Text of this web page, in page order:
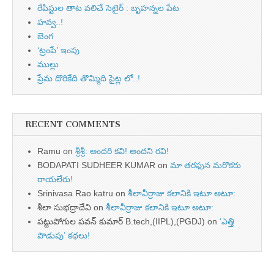
రేపిస్టుల తాట వలిచే సెటైర్ : బృహన్నల పేట
హవ్వ..!
బెంగ
‘ట్రంపే’ ఇంపు
ముల్లు
ప్రేమ దొరికేది తొమ్మిది సైట్ల లో..!
RECENT COMMENTS
Ramu on శ్రీశ్రీ: అందరి కవి! అందని రవి!
BODAPATI SUDHEER KUMAR on మా తరఫున మరొకరు
రాయలేరు!
Srinivasa Rao katru on శీలావీర్రాజు కలానికి ఇటూ అటూ:
శీలా సుభద్రాదేవి on శీలావీర్రాజు కలానికి ఇటూ అటూ:
పట్టుపోగుల పవన్ కుమార్ B.tech,(IIPL),(PGDJ) on ‘ఎత్తి
పొడుపు’ కథలు!